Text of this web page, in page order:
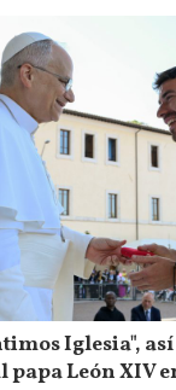
Iglesia",
papa León XIV